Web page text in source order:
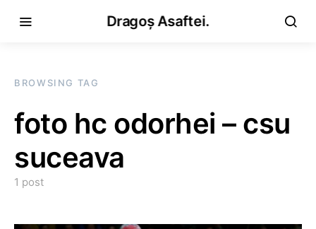
Dragoș Asaftei.
BROWSING TAG
foto hc odorhei – csu
suceava
1 post